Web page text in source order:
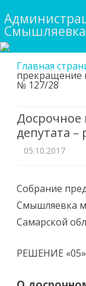
Смышляевка
Главная
прекращение
№ 127/28
депутата
05.10.2017
Собрание
Смышляевка
Самарской
РЕШЕНИЕ